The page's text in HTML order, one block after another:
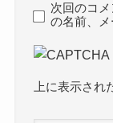
次回のコ
の名前、メ
上に表示され